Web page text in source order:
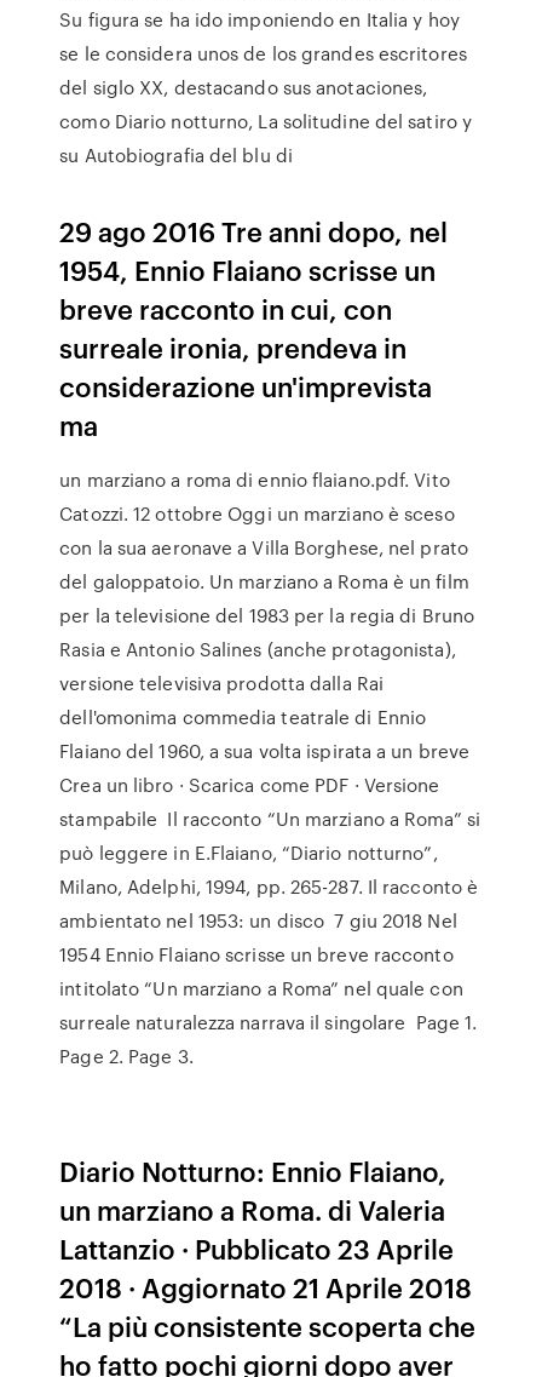
Su figura se ha ido imponiendo en Italia y hoy
se le considera unos de los grandes escritores
del siglo XX, destacando sus anotaciones,
como Diario notturno, La solitudine del satiro y
su Autobiografia del blu di
29 ago 2016 Tre anni dopo, nel
1954, Ennio Flaiano scrisse un
breve racconto in cui, con
surreale ironia, prendeva in
considerazione un'imprevista
ma
un marziano a roma di ennio flaiano.pdf. Vito
Catozzi. 12 ottobre Oggi un marziano è sceso
con la sua aeronave a Villa Borghese, nel prato
del galoppatoio. Un marziano a Roma è un film
per la televisione del 1983 per la regia di Bruno
Rasia e Antonio Salines (anche protagonista),
versione televisiva prodotta dalla Rai
dell'omonima commedia teatrale di Ennio
Flaiano del 1960, a sua volta ispirata a un breve
Crea un libro · Scarica come PDF · Versione
stampabile Il racconto “Un marziano a Roma” si
può leggere in E.Flaiano, “Diario notturno”,
Milano, Adelphi, 1994, pp. 265-287. Il racconto è
ambientato nel 1953: un disco 7 giu 2018 Nel
1954 Ennio Flaiano scrisse un breve racconto
intitolato “Un marziano a Roma” nel quale con
surreale naturalezza narrava il singolare Page 1.
Page 2. Page 3.
Diario Notturno: Ennio Flaiano,
un marziano a Roma. di Valeria
Lattanzio · Pubblicato 23 Aprile
2018 · Aggiornato 21 Aprile 2018
“La più consistente scoperta che
ho fatto pochi giorni dopo aver